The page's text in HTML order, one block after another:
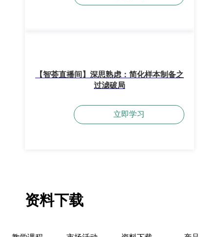
【智荟直播间】深思熟虑：简化样本制备之
过滤破局
立即学习
资料下载